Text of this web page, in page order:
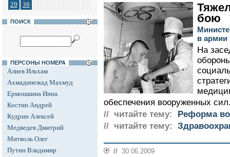
29
30
ПОИСК
ПЕРСОНЫ НОМЕРА
Алиев Ильхам
Ахмадинежад Махмуд
Ермошкина Инна
Костин Андрей
Кудрин Алексей
Медведев Дмитрий
Митволь Олег
Путин Владимир
бою
в армии
На
обеспечения вооруженных
// читайте тему:
Реформа
// читайте тему:
// 30.06.2009